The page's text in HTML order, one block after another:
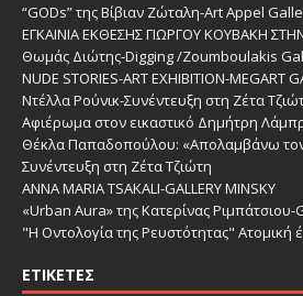
“GODs” της Βίβιαν Ζώταλη-Art Appel
ΕΓΚΑΙΝΙΑ ΕΚΘΕΣΗΣ ΓΙΩΡΓΟΥ ΚΟΥΒΑΚΗ ΣΤΗΝ
Θωμάς Διώτης-Digging /Zoumboulakis
NUDE STORIES-ΑRT EXHIBITION-MEGART
Ντέλλα Ρούνικ-Συνέντευξη στη Ζέτα
Αφιέρωμα στον εικαστικό Δημήτρη
Θέκλα Παπαδοπούλου: «Απολαμβάνω
Συνέντευξη στη Ζέτα Τζιώτη
ANNA MARIA TSAKALI-GALLERY MINSKY
«Urban Aura» της Κατερίνας Ριμπάτσιου-
"Η Οντολογία της Ρευστότητας" Ατομική
ΕΤΙΚΈΤΕΣ